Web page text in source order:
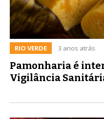
RIO VERDE 3 anos atrás
Pamonharia é
Vigilância